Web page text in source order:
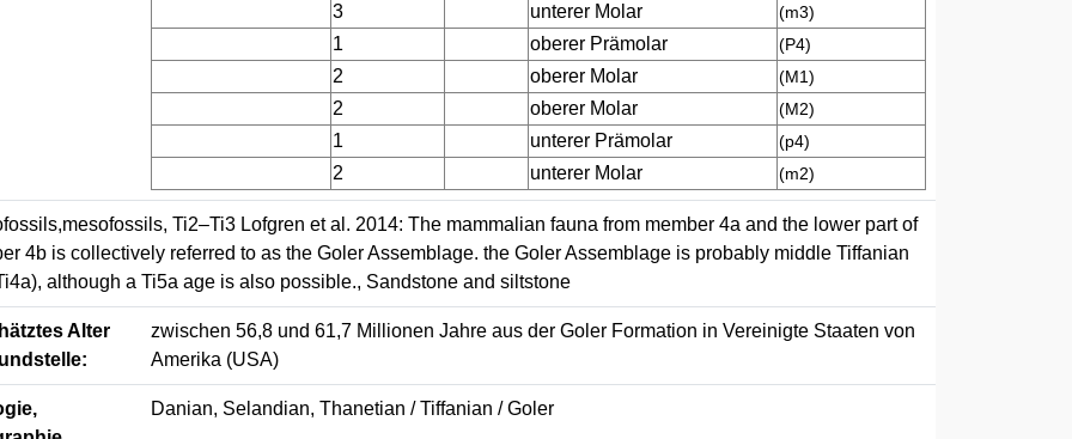
3 unterer Molar (m3)
1 oberer Prämolar (P4)
2 oberer Molar (M1)
2 oberer Molar (M2)
1 unterer Prämolar (p4)
2 unterer Molar (m2)
Ti2–Ti3 Lofgren et al. 2014: The mammalian fauna from member 4a and the lower part of
4b is collectively referred to as the Goler Assemblage. the Goler Assemblage is probably middle Tiffanian
although a Ti5a age is also possible., Sandstone and siltstone
Alter
zwischen 56,8 und 61,7 Millionen Jahre aus der Goler Formation in Vereinigte Staaten von
Amerika (USA)
Danian, Selandian, Thanetian / Tiffanian / Goler